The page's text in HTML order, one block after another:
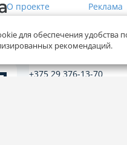
О проекте Реклама
Служба заботы
+375 29 376-13-70
для обеспечения удобства
рекомендаций.